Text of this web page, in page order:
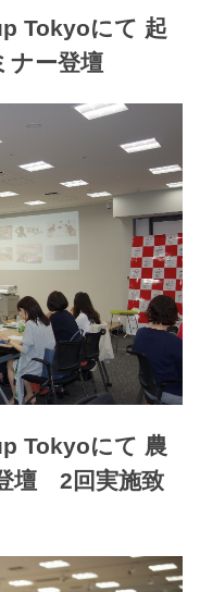
Tokyoにて 起
ナー登壇
Tokyoにて 農
壇 2回実施致